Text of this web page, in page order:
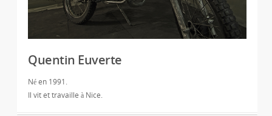
Quentin Euverte
Né en 1991.
Il vit et travaille à Nice.